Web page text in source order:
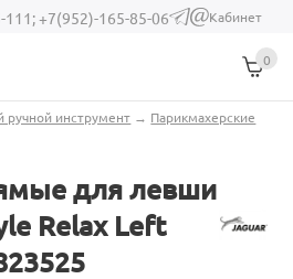
111;+7(952)-165-85-06
(link sends e-
Кабинет
0
ручной инструмент → Парикмахерские
для левши
Relax Left